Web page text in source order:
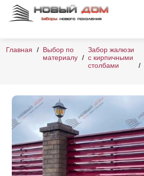
Главная
Выбор по
материалу
Забор жалюзи
с кирпичными
столбами